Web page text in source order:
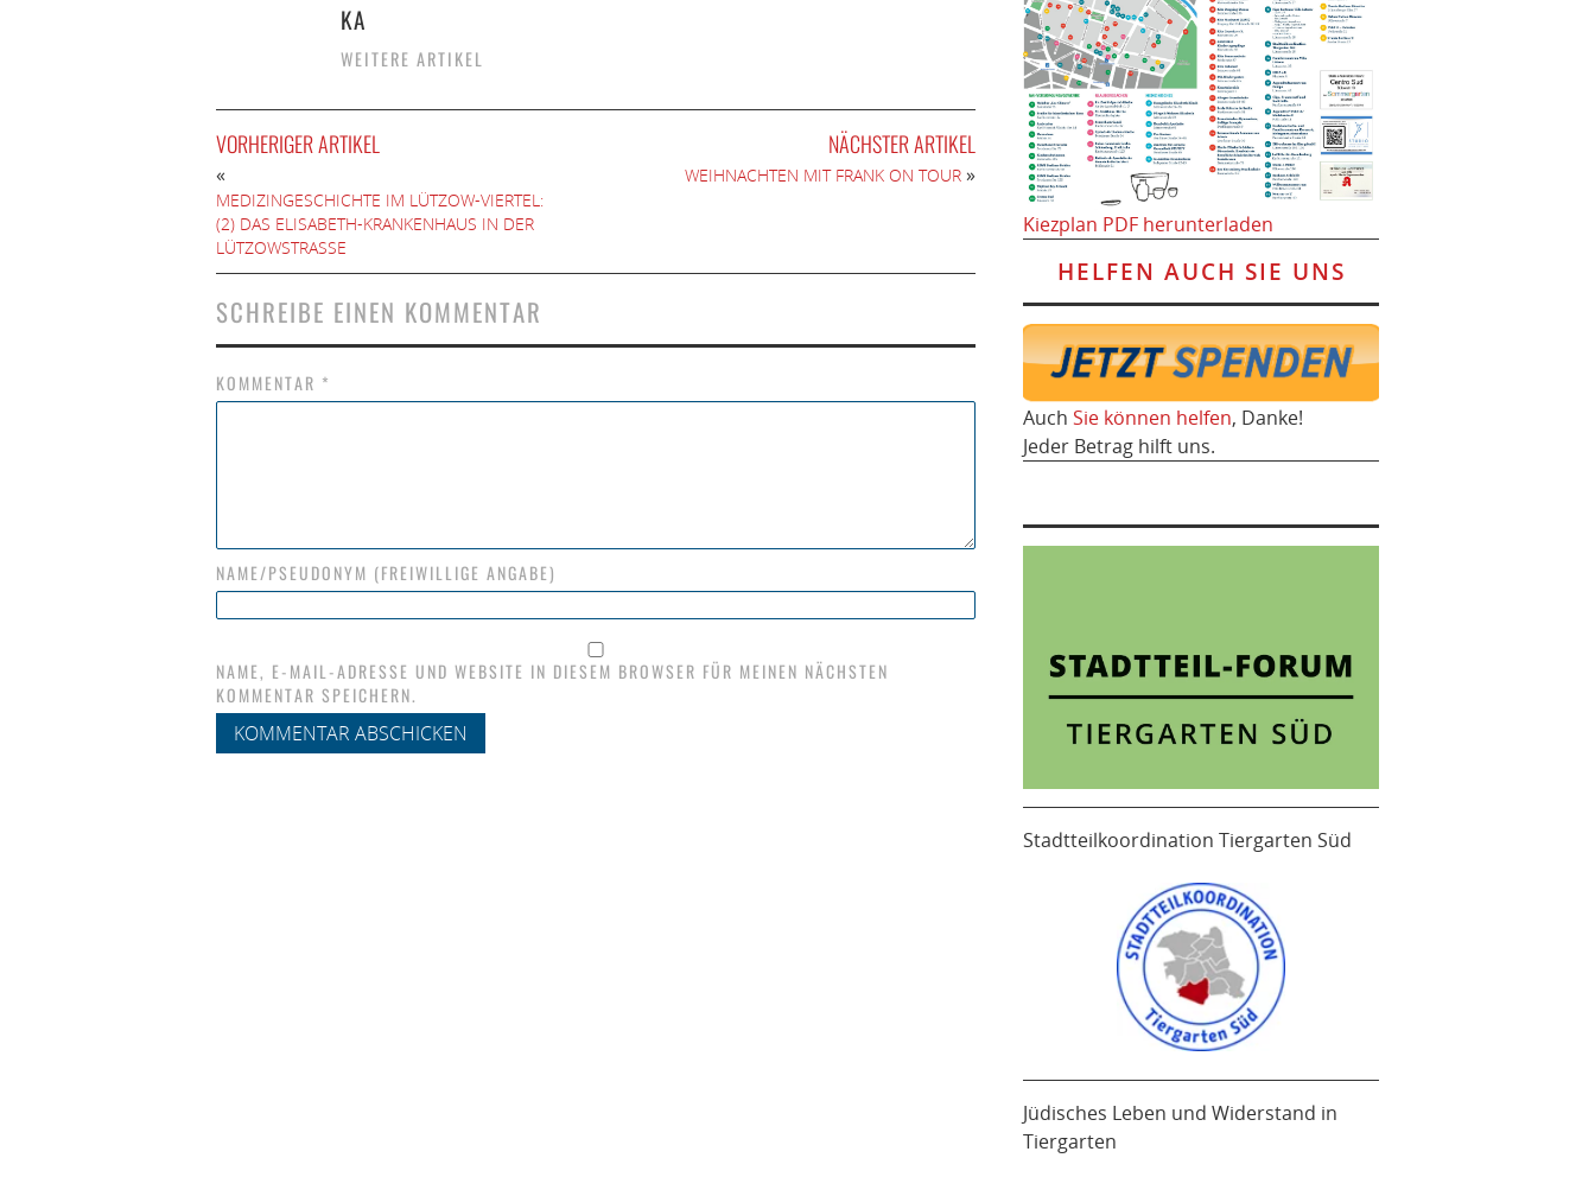
KA
WEITERE ARTIKEL
VORHERIGER ARTIKEL
«
MEDIZINGESCHICHTE IM LÜTZOW-VIERTEL:
(2) DAS ELISABETH-KRANKENHAUS IN DER
LÜTZOWSTRASSE
NÄCHSTER ARTIKEL
WEIHNACHTEN MIT FRANK ON TOUR »
SCHREIBE EINEN KOMMENTAR
KOMMENTAR *
NAME/PSEUDONYM (FREIWILLIGE ANGABE)
NAME, E-MAIL-ADRESSE UND WEBSITE IN DIESEM BROWSER FÜR MEINEN NÄCHSTEN
KOMMENTAR SPEICHERN.
Kiezplan PDF herunterladen
HELFEN AUCH SIE UNS
Auch Sie können helfen, Danke!
Jeder Betrag hilft uns.
Stadtteilkoordination Tiergarten Süd
Jüdisches Leben und Widerstand in
Tiergarten